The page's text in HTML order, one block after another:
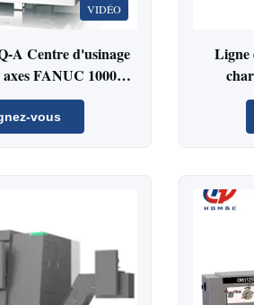
VIDÉO
A Centre d'usinage
FANUC 10000
de précision
et médicale
vous
Ligne